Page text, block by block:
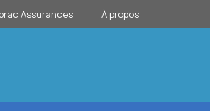
Assurances À propos